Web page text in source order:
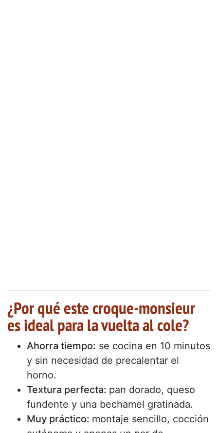
¿Por qué este croque-monsieur
es ideal para la vuelta al cole?
Ahorra tiempo: se cocina en 10 minutos
y sin necesidad de precalentar el
horno.
Textura perfecta: pan dorado, queso
fundente y una bechamel gratinada.
Muy práctico: montaje sencillo, cocción